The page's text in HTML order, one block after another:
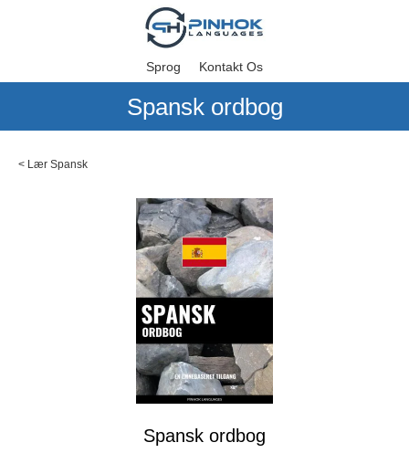
Sprog Kontakt Os
Spansk ordbog
< Lær Spansk
Spansk ordbog